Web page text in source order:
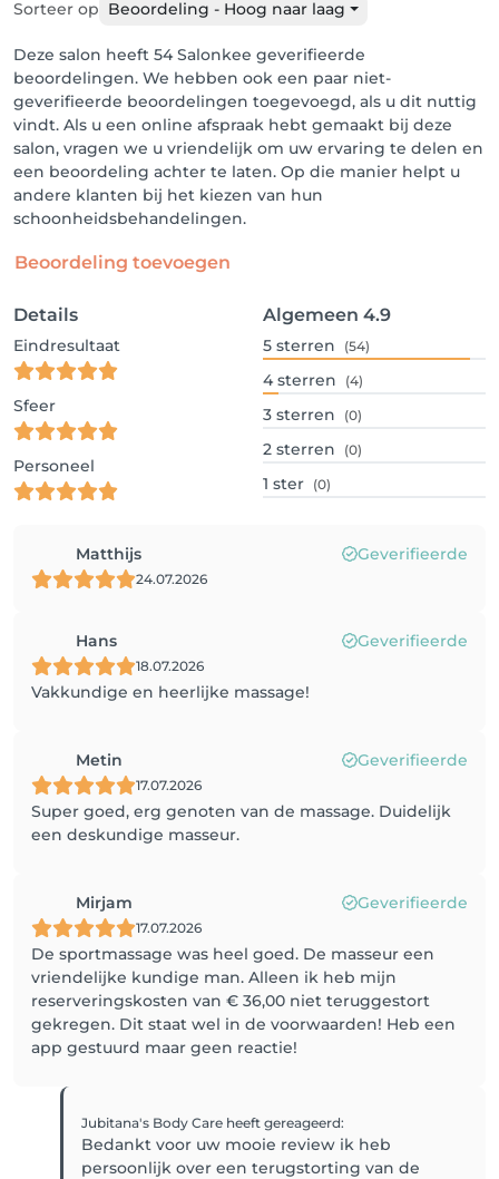
Sorteer op Beoordeling - Hoog naar laag
Deze salon heeft 54 Salonkee geverifieerde
beoordelingen. We hebben ook een paar niet-
geverifieerde beoordelingen toegevoegd, als u dit nuttig
vindt. Als u een online afspraak hebt gemaakt bij deze
salon, vragen we u vriendelijk om uw ervaring te delen en
een beoordeling achter te laten. Op die manier helpt u
andere klanten bij het kiezen van hun
schoonheidsbehandelingen.
Beoordeling toevoegen
Details
Eindresultaat
Sfeer
Personeel
Algemeen 4.9
5 sterren (54)
4 sterren (4)
3 sterren (0)
2 sterren (0)
1 ster (0)
Matthijs Geverifieerde
24.07.2026
Hans Geverifieerde
18.07.2026
Vakkundige en heerlijke massage!
Metin Geverifieerde
17.07.2026
Super goed, erg genoten van de massage. Duidelijk
een deskundige masseur.
Mirjam Geverifieerde
17.07.2026
De sportmassage was heel goed. De masseur een
vriendelijke kundige man. Alleen ik heb mijn
reserveringskosten van € 36,00 niet teruggestort
gekregen. Dit staat wel in de voorwaarden! Heb een
app gestuurd maar geen reactie!
Jubitana's Body Care heeft gereageerd:
Bedankt voor uw mooie review ik heb
persoonlijk over een terugstorting van de